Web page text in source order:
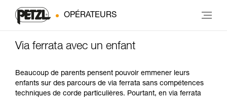
OPÉRATEURS
Via ferrata avec un enfant
Beaucoup de parents pensent pouvoir emmener leurs
enfants sur des parcours de via ferrata sans compétences
techniques de corde particulières. Pourtant, en via ferrata